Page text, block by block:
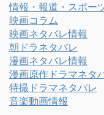
情報・報道・スポー
映画コラム
映画ネタバレ情報
朝ドラネタバレ
漫画ネタバレ情報
漫画原作ドラマネタ
特撮ドラマネタバレ
音楽動画情報